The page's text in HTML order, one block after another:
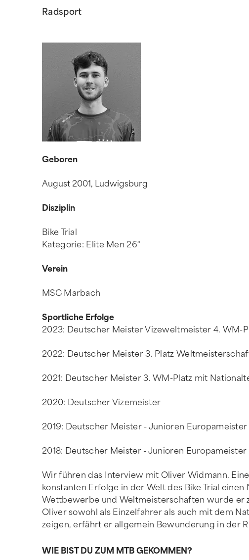
Radsport
Geboren
August 2001, Ludwigsburg
Disziplin
Bike Trial
Kategorie: Elite Men 26“
Verein
MSC Marbach
Sportliche Erfolge
2023: Deutscher Meister Vizeweltmeister 4. WM-
2022: Deutscher Meister 3. Platz
2021: Deutscher Meister 3. WM-Platz mit
2020: Deutscher Vizemeister
2019: Deutscher Meister - Junioren
2018: Deutscher Meister - Junioren
Wir führen das Interview mit Oliver Widmann.
konstanten Erfolge in der Welt des Bike Trial
Wettbewerbe und Weltmeisterschaften wurde er
Oliver sowohl als Einzelfahrer als auch mit dem
zeigen, erfährt er allgemein Bewunderung in der
WIE BIST DU ZUM MTB GEKOMMEN?